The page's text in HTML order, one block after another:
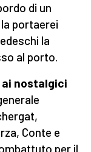
di un
portaerei
la
al porto.
ai nostalgici
Conte e
per il